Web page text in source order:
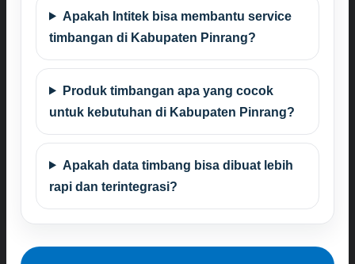
Apakah Intitek bisa membantu service
timbangan di Kabupaten Pinrang?
Produk timbangan apa yang cocok
untuk kebutuhan di Kabupaten Pinrang?
Apakah data timbang bisa dibuat lebih
rapi dan terintegrasi?